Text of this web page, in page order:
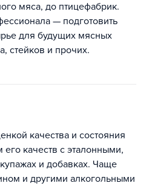
мяса, до птицефабрик.
— подготовить
для будущих мясных
стейков и прочих.
качества и состояния
его качеств с эталонными,
и добавках. Чаще
и другими алкогольными